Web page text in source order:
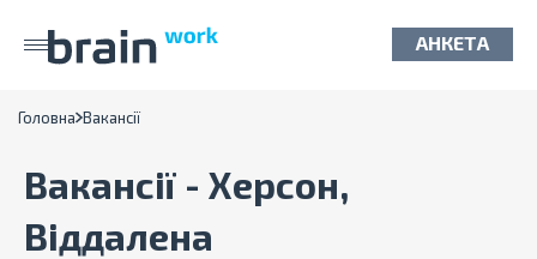
АНКЕТА
Головна Вакансії
Вакансії - Херсон,
Віддалена